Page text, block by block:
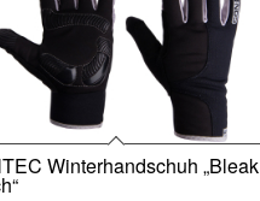
Winterhandschuh „Bleak